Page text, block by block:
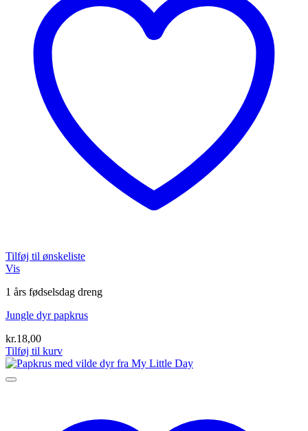
Tilføj til ønskeliste
Vis
1 års fødselsdag dreng
Jungle dyr papkrus
kr.18,00
Tilføj til kurv